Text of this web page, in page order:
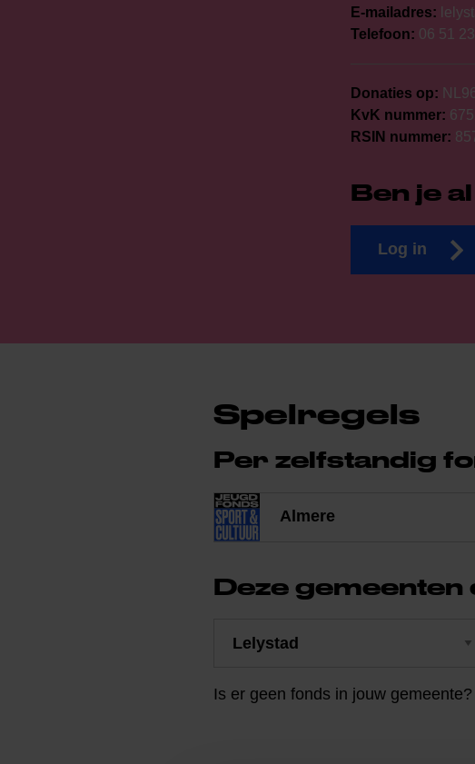
E-mailadres:
Telefoon: 06 51
Donaties op:
KvK nummer:
RSIN nummer:
Ben je
Log in
Spelregels
Per zelfstandig
Almere
Deze gemeenten
Is er geen fonds in jouw